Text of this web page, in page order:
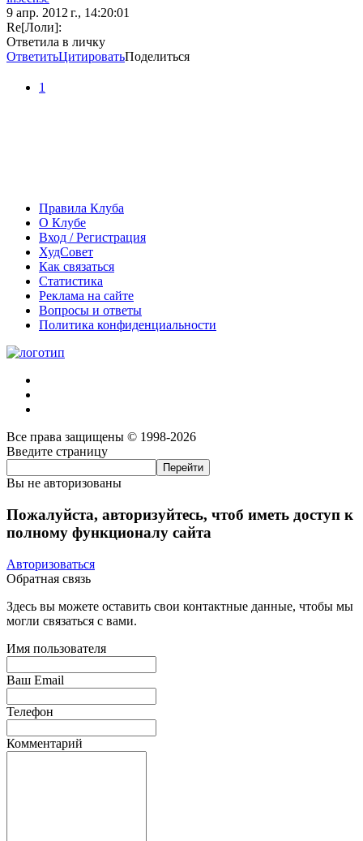
9 апр. 2012 г., 14:20:01
Re[Лоли]:
Ответила в личку
ОтветитьЦитироватьПоделиться
1
Правила Клуба
О Клубе
Вход / Регистрация
ХудСовет
Как связаться
Статистика
Реклама на сайте
Вопросы и ответы
Политика конфиденциальности
Все права защищены © 1998-2026
Введите страницу
Вы не авторизованы
Пожалуйста, авторизуйтесь, чтоб иметь доступ к
полному функционалу сайта
Авторизоваться
Обратная связь
Здесь вы можете оставить свои контактные данные, чтобы мы
могли связаться с вами.
Имя пользователя
Ваш Email
Телефон
Комментарий